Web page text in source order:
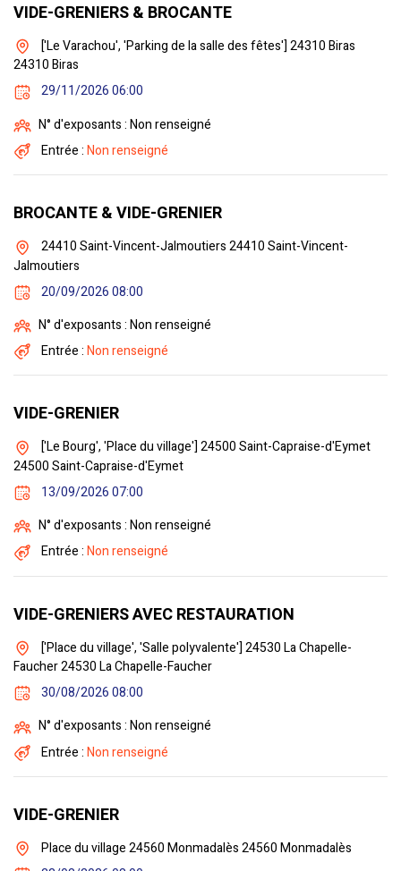
VIDE-GRENIERS & BROCANTE
['Le Varachou', 'Parking de la salle des fêtes'] 24310 Biras
24310 Biras
29/11/2026 06:00
N° d'exposants : Non renseigné
Entrée :Non renseigné
BROCANTE & VIDE-GRENIER
24410 Saint-Vincent-Jalmoutiers 24410 Saint-Vincent-
Jalmoutiers
20/09/2026 08:00
N° d'exposants : Non renseigné
Entrée :Non renseigné
VIDE-GRENIER
['Le Bourg', 'Place du village'] 24500 Saint-Capraise-d'Eymet
24500 Saint-Capraise-d'Eymet
13/09/2026 07:00
N° d'exposants : Non renseigné
Entrée :Non renseigné
VIDE-GRENIERS AVEC RESTAURATION
['Place du village', 'Salle polyvalente'] 24530 La Chapelle-
Faucher 24530 La Chapelle-Faucher
30/08/2026 08:00
N° d'exposants : Non renseigné
Entrée :Non renseigné
VIDE-GRENIER
Place du village 24560 Monmadalès 24560 Monmadalès